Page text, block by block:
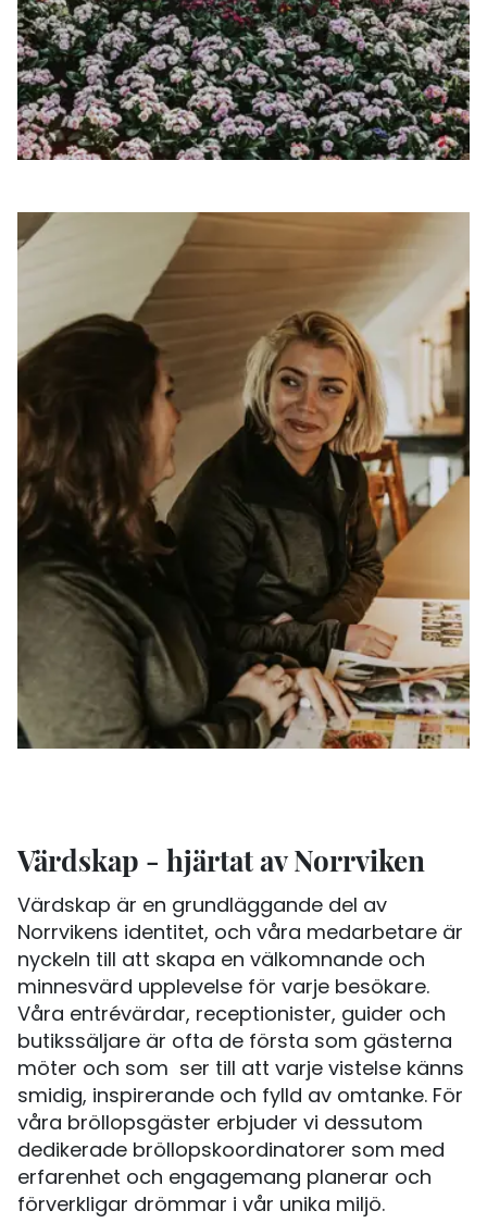
Värdskap - hjärtat av Norrviken
Värdskap är en grundläggande del av
Norrvikens identitet, och våra medarbetare är
nyckeln till att skapa en välkomnande och
minnesvärd upplevelse för varje besökare.
Våra entrévärdar, receptionister, guider och
butikssäljare är ofta de första som gästerna
möter och som ser till att varje vistelse känns
smidig, inspirerande och fylld av omtanke. För
våra bröllopsgäster erbjuder vi dessutom
dedikerade bröllopskoordinatorer som med
erfarenhet och engagemang planerar och
förverkligar drömmar i vår unika miljö.